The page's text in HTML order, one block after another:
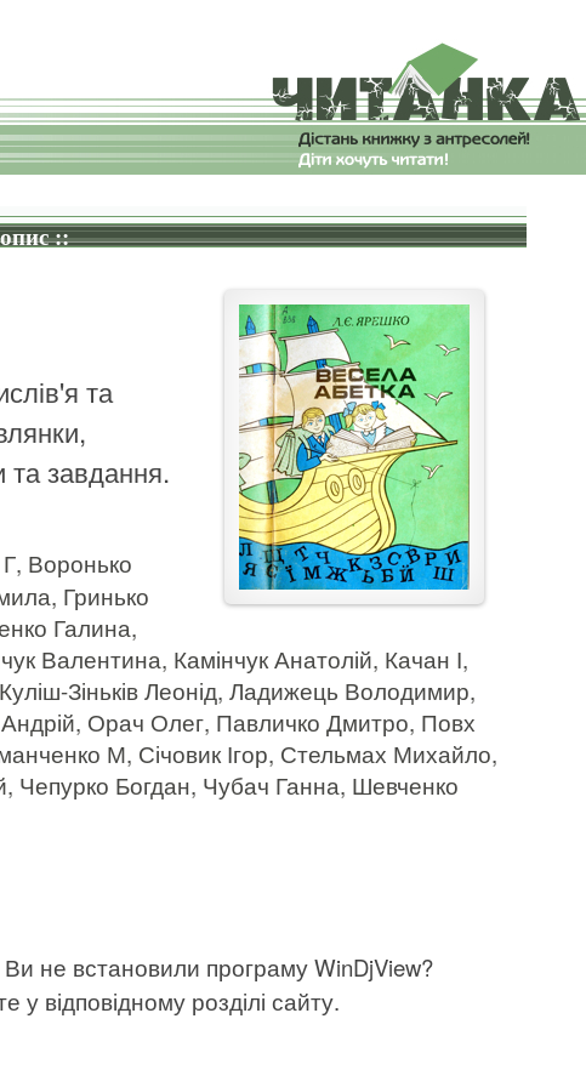
::
та
та завдання.
Воронько
Гринько
Галина,
Валентина, Камінчук Анатолій, Качан І,
Зіньків Леонід, Ладижець Володимир,
Орач Олег, Павличко Дмитро, Повх
М, Січовик Ігор, Стельмах Михайло,
Чепурко Богдан, Чубач Ганна, Шевченко
не встановили програму WinDjView?
відповідному розділі сайту.